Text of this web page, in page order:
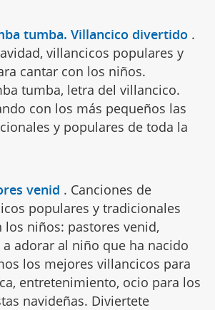
tumba. Villancico divertido .
villancicos populares y
cantar con los niños.
tumba, letra del villancico.
con los más pequeños las
y populares de toda la
venid . Canciones de
populares y tradicionales
los niños: pastores venid,
adorar al niño que ha nacido
los mejores villancicos para
entretenimiento, ocio para los
navideñas. Diviertete